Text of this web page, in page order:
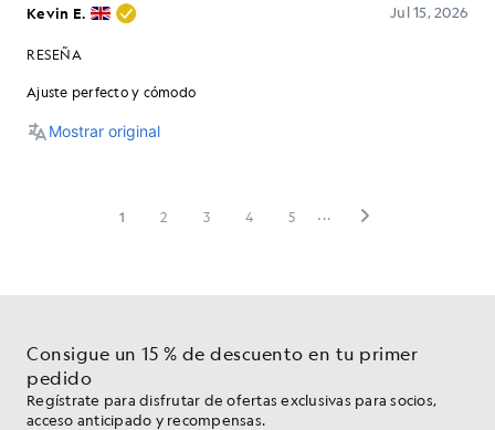
Consigue un 15 % de descuento en tu primer
pedido
Regístrate para disfrutar de ofertas exclusivas para socios,
acceso anticipado y recompensas.